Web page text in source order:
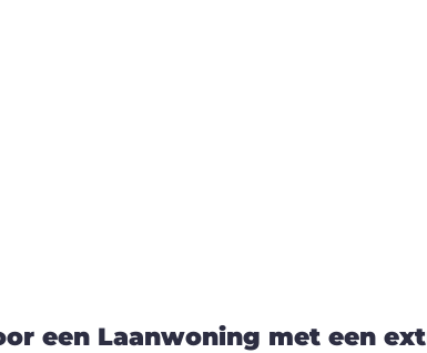
een Laanwoning met een